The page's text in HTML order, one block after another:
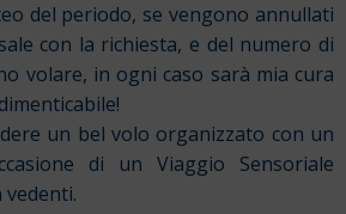
del periodo, se vengono annullati
con la richiesta, e del numero di
volare, in ogni caso sarà mia cura
un bel volo organizzato con un
di un Viaggio Sensoriale
vedenti.